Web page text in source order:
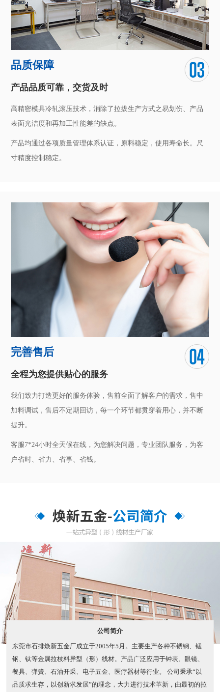
高精密模具冷轧滚压技术，消除了拉拔生产方式之易划伤、产品
表面光洁度和再加工性能差的缺点。
产品均通过各项质量管理体系认证，原料稳定，使用寿命长。尺
寸精度控制稳定。
完善售后
全程为您提供贴心的服务
我们致力打造更好的服务体验，售前全面了解客户的需求，售中
加料调试，售后不定期回访，每一个环节都贯穿着用心，并不断
客服7*24小时全天候在线，为您解决问题，专业团队服务，为客
公司简介
东莞市石排焕新五金厂成立于2005年5月。主要生产各种不锈钢、锰
钢、钛等金属拉枝料异型（形）线材。产品广泛应用于钟表、眼镜、
餐具、弹簧、石油开采、电子五金、医疗器材等行业。 公司秉承“以
品质求生存，以创新求发展”的理念，大力进行技术革新，由最初的拉
拔压延技术到现时用高精密模具冷轧滚压技术，消除了拉...
了解更多